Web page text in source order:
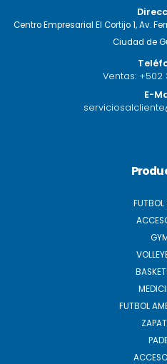
Centro Empresarial El Cortijo 1, Av.
Ciudad de
Ventas: +502
E-
FUTBOL
FUTBOL